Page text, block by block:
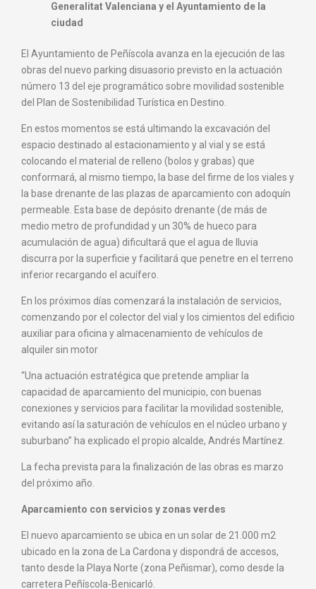
Generalitat Valenciana y el Ayuntamiento de la
ciudad
El Ayuntamiento de Peñíscola avanza en la ejecución de las
obras del nuevo parking disuasorio previsto en la actuación
número 13 del eje programático sobre movilidad sostenible
del Plan de Sostenibilidad Turística en Destino.
En estos momentos se está ultimando la excavación del
espacio destinado al estacionamiento y al vial y se está
colocando el material de relleno (bolos y grabas) que
conformará, al mismo tiempo, la base del firme de los viales y
la base drenante de las plazas de aparcamiento con adoquín
permeable. Esta base de depósito drenante (de más de
medio metro de profundidad y un 30% de hueco para
acumulación de agua) dificultará que el agua de lluvia
discurra por la superficie y facilitará que penetre en el terreno
inferior recargando el acuífero.
En los próximos días comenzará la instalación de servicios,
comenzando por el colector del vial y los cimientos del edificio
auxiliar para oficina y almacenamiento de vehículos de
alquiler sin motor
“Una actuación estratégica que pretende ampliar la
capacidad de aparcamiento del municipio, con buenas
conexiones y servicios para facilitar la movilidad sostenible,
evitando así la saturación de vehículos en el núcleo urbano y
suburbano” ha explicado el propio alcalde, Andrés Martínez.
La fecha prevista para la finalización de las obras es marzo
del próximo año.
Aparcamiento con servicios y zonas verdes
El nuevo aparcamiento se ubica en un solar de 21.000 m2
ubicado en la zona de La Cardona y dispondrá de accesos,
tanto desde la Playa Norte (zona Peñismar), como desde la
carretera Peñíscola-Benicarló.